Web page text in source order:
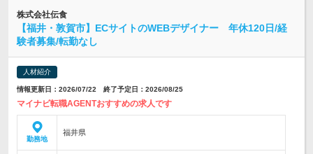
株式会社伝食
【福井・敦賀市】ECサイトのWEBデザイナー 年休120日/経
験者募集/転勤なし
人材紹介
情報更新日：2026/07/22 終了予定日：2026/08/25
マイナビ転職AGENTおすすめの求人です
勤務地
福井県